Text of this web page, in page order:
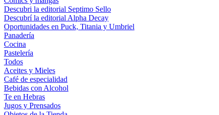
Descubri la editorial Septimo Sello
Descubrí la editorial Alpha Decay
Oportunidades en Puck, Titania y Umbriel
Panadería
Cocina
Pastelería
Todos
Aceites y Mieles
Café de especialidad
Bebidas con Alcohol
Te en Hebras
Jugos y Prensados